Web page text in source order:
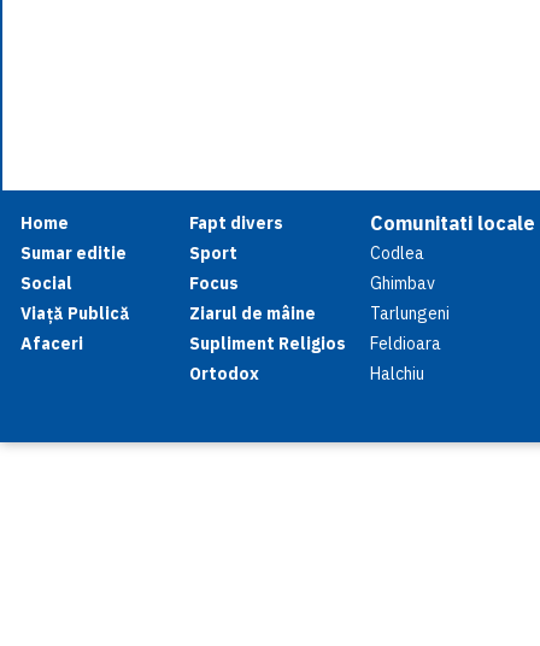
Home
Sumar editie
Social
Viață Publică
Afaceri
Fapt divers
Sport
Focus
Ziarul de mâine
Supliment Religios
Ortodox
Comunitati locale
Codlea
Ghimbav
Tarlungeni
Feldioara
Halchiu